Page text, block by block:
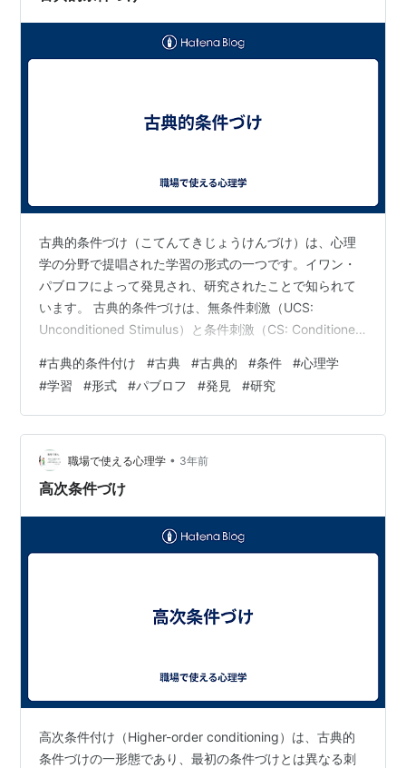
古典的条件づけ（こてんてきじょうけんづけ）は、心理
学の分野で提唱された学習の形式の一つです。イワン・
パブロフによって発見され、研究されたことで知られて
います。 古典的条件づけは、無条件刺激（UCS:
Unconditioned Stimulus）と条件刺激（CS: Conditioned
す。UCSは生物的な反応を引き起こす刺激であり、CSは
最初は生物的な反応を引き起こさないが、UCSとの関連
付けが行われることによって生物的な反応を引き起こす
ようになる刺激です。 古典的条件づけの過程は以下のよ
うに進行します： 無条件刺激（UCS）と無条件…
#古典的条件付け #古典 #古典的 #条件 #心理学
#学習 #形式 #パブロフ #発見 #研究
職場で使える心理学 • 3年前
高次条件づけ
高次条件付け（Higher-order conditioning）は、古典的
条件づけの一形態であり、最初の条件づけとは異なる刺